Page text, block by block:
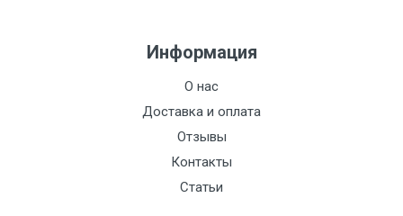
Информация
О нас
Доставка и оплата
Отзывы
Контакты
Статьи